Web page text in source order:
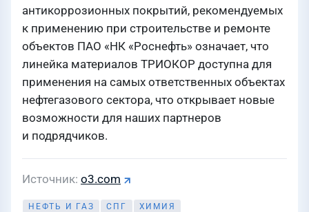
антикоррозионных покрытий, рекомендуемых
к применению при строительстве и ремонте
объектов ПАО «НК «Роснефть» означает, что
линейка материалов ТРИОКОР доступна для
применения на самых ответственных объектах
нефтегазового сектора, что открывает новые
возможности для наших партнеров
и подрядчиков.
Источник o3.com
НЕФТЬ И ГАЗ СПГ ХИМИЯ